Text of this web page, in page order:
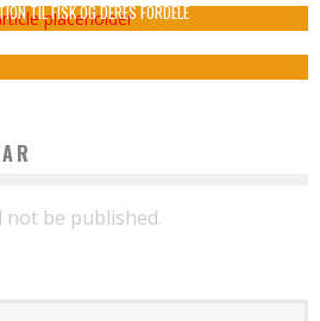
TIL FISK OG DERES FORDELE
not be published.